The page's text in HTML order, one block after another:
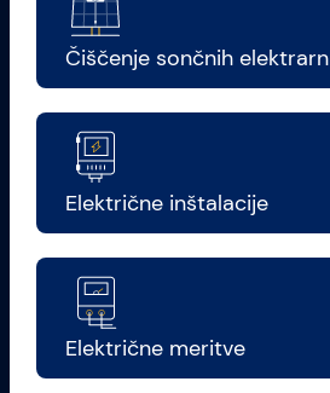
Čiščenje sončnih elektrarn
Električne inštalacije
Električne meritve